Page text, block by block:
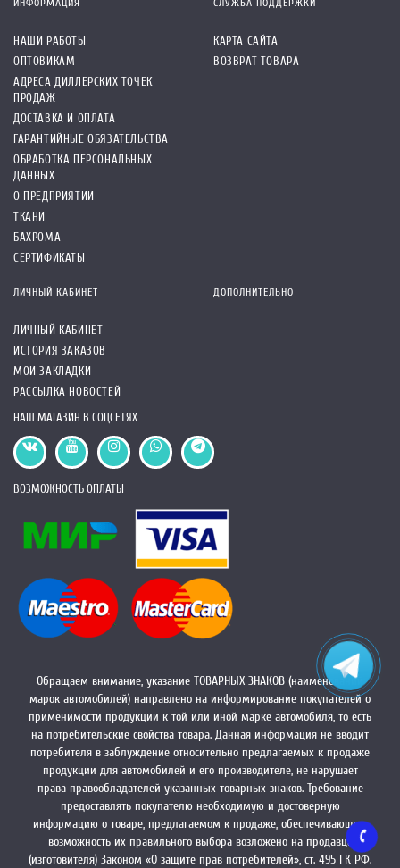
ИНФОРМАЦИЯ
НАШИ РАБОТЫ
ОПТОВИКАМ
АДРЕСА ДИЛЛЕРСКИХ ТОЧЕК
ПРОДАЖ
ДОСТАВКА И ОПЛАТА
ГАРАНТИЙНЫЕ ОБЯЗАТЕЛЬСТВА
ОБРАБОТКА ПЕРСОНАЛЬНЫХ
ДАННЫХ
О ПРЕДПРИЯТИИ
ТКАНИ
БАХРОМА
СЕРТИФИКАТЫ
СЛУЖБА ПОДДЕРЖКИ
КАРТА САЙТА
ВОЗВРАТ ТОВАРА
ЛИЧНЫЙ КАБИНЕТ
ЛИЧНЫЙ КАБИНЕТ
ИСТОРИЯ ЗАКАЗОВ
МОИ ЗАКЛАДКИ
РАССЫЛКА НОВОСТЕЙ
ДОПОЛНИТЕЛЬНО
НАШ МАГАЗИН В СОЦСЕТЯХ
ВОЗМОЖНОСТЬ ОПЛАТЫ
Обращаем внимание, указание ТОВАРНЫХ ЗНАКОВ (наименований
марок автомобилей) направлено на информирование покупателей о
применимости продукции к той или иной марке автомобиля, то есть
на потребительские свойства товара. Данная информация не вводит
потребителя в заблуждение относительно предлагаемых к продаже
продукции для автомобилей и его производителе, не нарушает
права правообладателей указанных товарных знаков. Требование
предоставлять покупателю необходимую и достоверную
информацию о товаре, предлагаемом к продаже, обеспечивающую
возможность их правильного выбора возложено на продавца
(изготовителя) Законом «О защите прав потребителей», ст. 495 ГК РФ.